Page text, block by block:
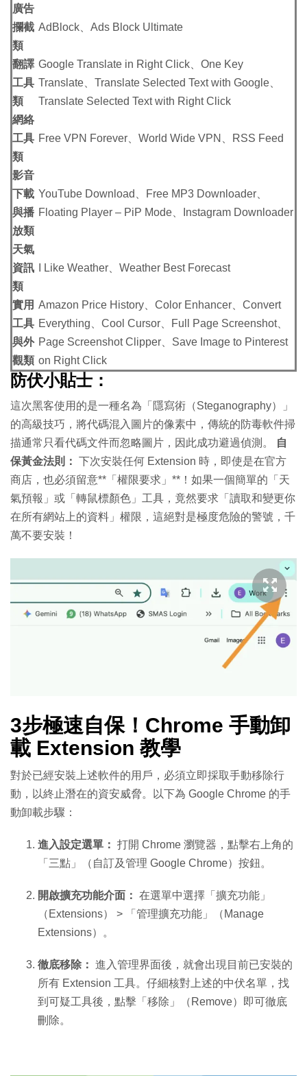
廣告
攔截
類
AdBlock、Ads Block Ultimate
翻譯
工具
類
Google Translate in Right Click、One Key
Translate、Translate Selected Text with Google、
Translate Selected Text with Right Click
網絡
工具
類
Free VPN Forever、World Wide VPN、RSS Feed
影音
下載
與播
放類
YouTube Download、Free MP3 Downloader、
Floating Player – PiP Mode、Instagram Downloader
天氣
資訊
類
I Like Weather、Weather Best Forecast
實用
工具
與外
觀類
Amazon Price History、Color Enhancer、Convert
Everything、Cool Cursor、Full Page Screenshot、
Page Screenshot Clipper、Save Image to Pinterest
on Right Click
防伏小貼士：
這次黑客使用的是一種名為「隱寫術（Steganography）」
的高級技巧，將代碼混入圖片的像素中，傳統的防毒軟件掃
描通常只看代碼文件而忽略圖片，因此成功避過偵測。
自
保黃金法則： 下次安裝任何 Extension 時，即使是在官方
商店，也必須留意**「權限要求」**！如果一個簡單的「天
氣預報」或「轉鼠標顏色」工具，竟然要求「讀取和變更你
在所有網站上的資料」權限，這絕對是極度危險的警號，千
萬不要安裝！
3步極速自保！Chrome 手動卸
載 Extension 教學
對於已經安裝上述軟件的用戶，必須立即採取手動移除行
動，以終止潛在的資安威脅。以下為 Google Chrome 的手
動卸載步驟：
進入設定選單： 打開 Chrome 瀏覽器，點擊右上角的
「三點」（自訂及管理 Google Chrome）按鈕。
開啟擴充功能介面： 在選單中選擇「擴充功能」
（Extensions） > 「管理擴充功能」（Manage
Extensions）。
徹底移除： 進入管理界面後，就會出現目前已安裝的
所有 Extension 工具。仔細核對上述的中伏名單，找
到可疑工具後，點擊「移除」（Remove）即可徹底
刪除。